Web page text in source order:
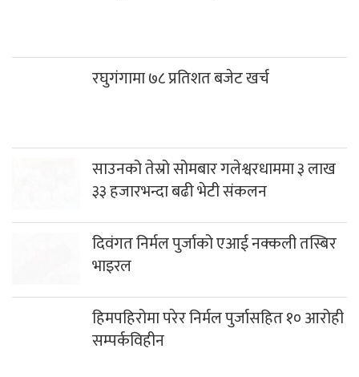
रघुगंगामा ७८ प्रतिशत बजेट खर्च
साउनको तेस्रो सोमबार गलेश्वरधाममा ३ लाख
३३ हजारभन्दा बढी भेटी संकलन
दिवंगत निर्मल पुर्जाको एआई नक्कली तस्बिर
भाइरल
हिमपहिरोमा परेर निर्मल पुर्जासहित १० आरोही
सम्पर्कविहीन